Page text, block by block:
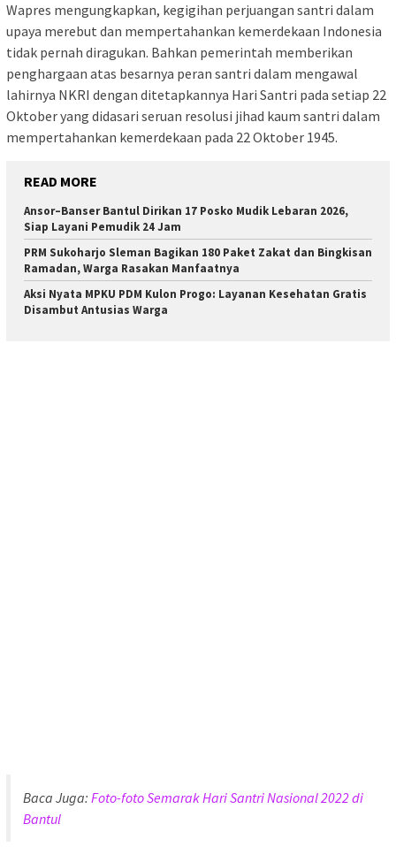
Wapres mengungkapkan, kegigihan perjuangan santri dalam
upaya merebut dan mempertahankan kemerdekaan Indonesia
tidak pernah diragukan. Bahkan pemerintah memberikan
penghargaan atas besarnya peran santri dalam mengawal
lahirnya NKRI dengan ditetapkannya Hari Santri pada setiap 22
Oktober yang didasari seruan resolusi jihad kaum santri dalam
mempertahankan kemerdekaan pada 22 Oktober 1945.
READ MORE
Ansor–Banser Bantul Dirikan 17 Posko Mudik Lebaran 2026,
Siap Layani Pemudik 24 Jam
PRM Sukoharjo Sleman Bagikan 180 Paket Zakat dan Bingkisan
Ramadan, Warga Rasakan Manfaatnya
Aksi Nyata MPKU PDM Kulon Progo: Layanan Kesehatan Gratis
Disambut Antusias Warga
Baca Juga: Foto-foto Semarak Hari Santri Nasional 2022 di
Bantul